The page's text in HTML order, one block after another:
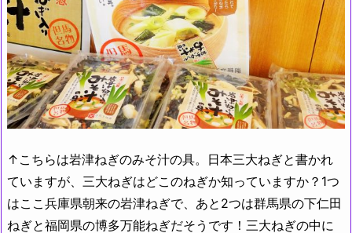
↑こちらは岩津ねぎのみそ汁の具。日本三大ねぎと書かれ
ていますが、三大ねぎはどこのねぎか知っていますか？1つ
はここ兵庫県朝来の岩津ねぎで、あと2つは群馬県の下仁田
ねぎと福岡県の博多万能ねぎだそうです！三大ねぎの中に